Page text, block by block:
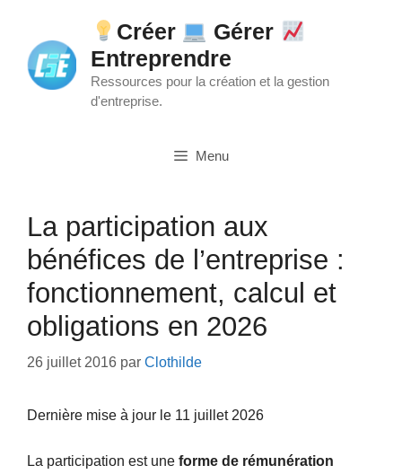
contenu
Créer
Gérer
Entreprendre
Ressources pour la création et la gestion
d'entreprise.
Menu
La participation aux
bénéfices de l’entreprise :
fonctionnement, calcul et
obligations en 2026
26 juillet 2016 par Clothilde
Dernière mise à jour le 11 juillet 2026
La participation est une forme de rémunération